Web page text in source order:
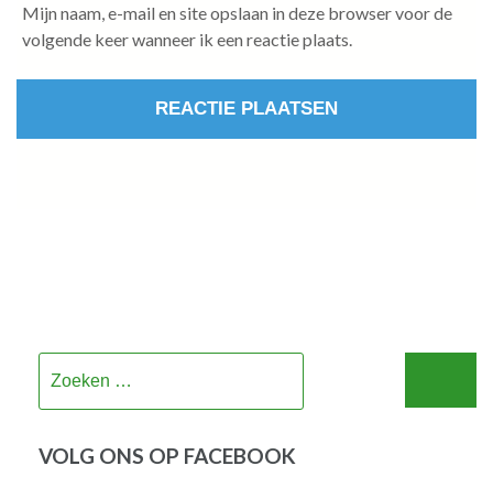
Mijn naam, e-mail en site opslaan in deze browser voor de
volgende keer wanneer ik een reactie plaats.
VOLG ONS OP FACEBOOK